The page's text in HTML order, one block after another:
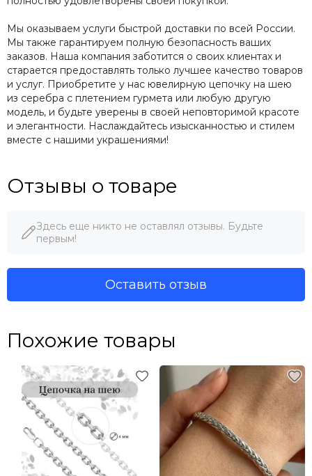
Мы оказываем услуги быстрой доставки по всей России.
Мы также гарантируем полную безопасность ваших
заказов. Наша компания заботится о своих клиентах и
старается предоставлять только лучшее качество товаров
и услуг. Приобретите у нас ювелирную цепочку на шею
из серебра с плетением гурмета или любую другую
модель, и будьте уверены в своей неповторимой красоте
и элегантности. Наслаждайтесь изысканностью и стилем
вместе с нашими украшениями!
Отзывы о товаре
Здесь еще никто не оставлял отзывы. Будьте
первым!
Оставить отзыв
Похожие товары